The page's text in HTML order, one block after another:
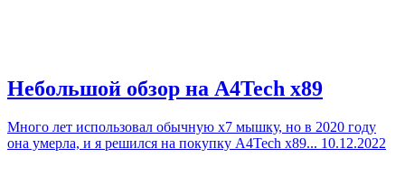
Небольшой обзор на A4Tech x89
Много лет использовал обычную x7 мышку, но в 2020 году
она умерла, и я решился на покупку A4Tech x89... 10.12.2022